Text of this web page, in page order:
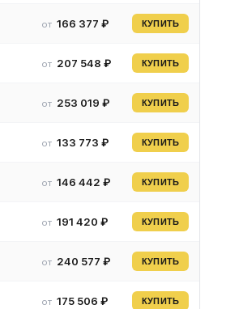
от 166 377 ₽ КУПИТЬ
от 207 548 ₽ КУПИТЬ
от 253 019 ₽ КУПИТЬ
от 133 773 ₽ КУПИТЬ
от 146 442 ₽ КУПИТЬ
от 191 420 ₽ КУПИТЬ
от 240 577 ₽ КУПИТЬ
от 175 506 ₽ КУПИТЬ